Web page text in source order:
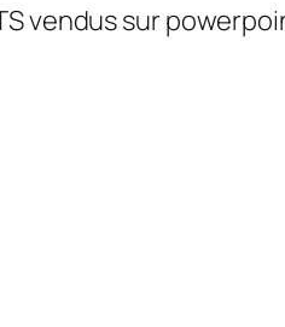
vendus sur